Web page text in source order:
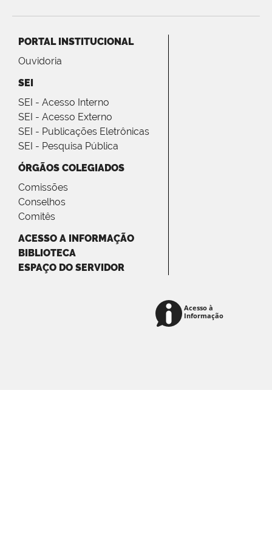
PORTAL INSTITUCIONAL
Ouvidoria
SEI
SEI - Acesso Interno
SEI - Acesso Externo
SEI - Publicações Eletrônicas
SEI - Pesquisa Pública
ÓRGÃOS COLEGIADOS
Comissões
Conselhos
Comitês
ACESSO A INFORMAÇÃO
BIBLIOTECA
ESPAÇO DO SERVIDOR